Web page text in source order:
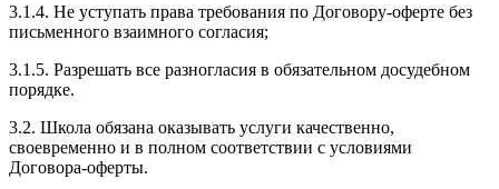
3.1.4. Не уступать права требования по Договору-оферте без
письменного взаимного согласия;
3.1.5. Разрешать все разногласия в обязательном досудебном
порядке.
3.2. Школа обязана оказывать услуги качественно,
своевременно и в полном соответствии с условиями
Договора-оферты.